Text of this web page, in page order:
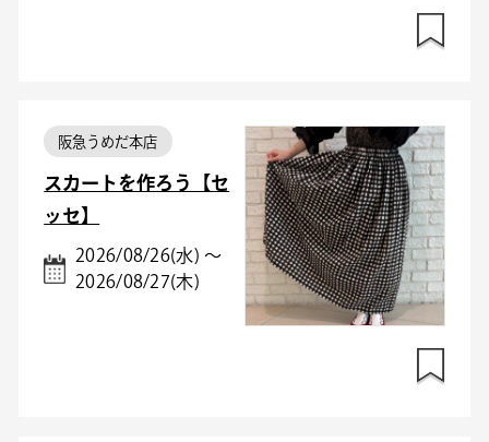
阪急うめだ本店
スカートを作ろう【セ
ッセ】
2026/08/26(水) ～
2026/08/27(木)